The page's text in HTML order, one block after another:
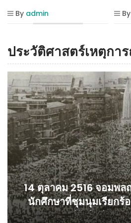
By admin By
ประวัติศาสตร์เหตุก
14 ตุลาคม 2516 จอมพ
นักศึกษาที่ชุมนุมเรียกร้
จนมีผู้เสียชีวิตจ